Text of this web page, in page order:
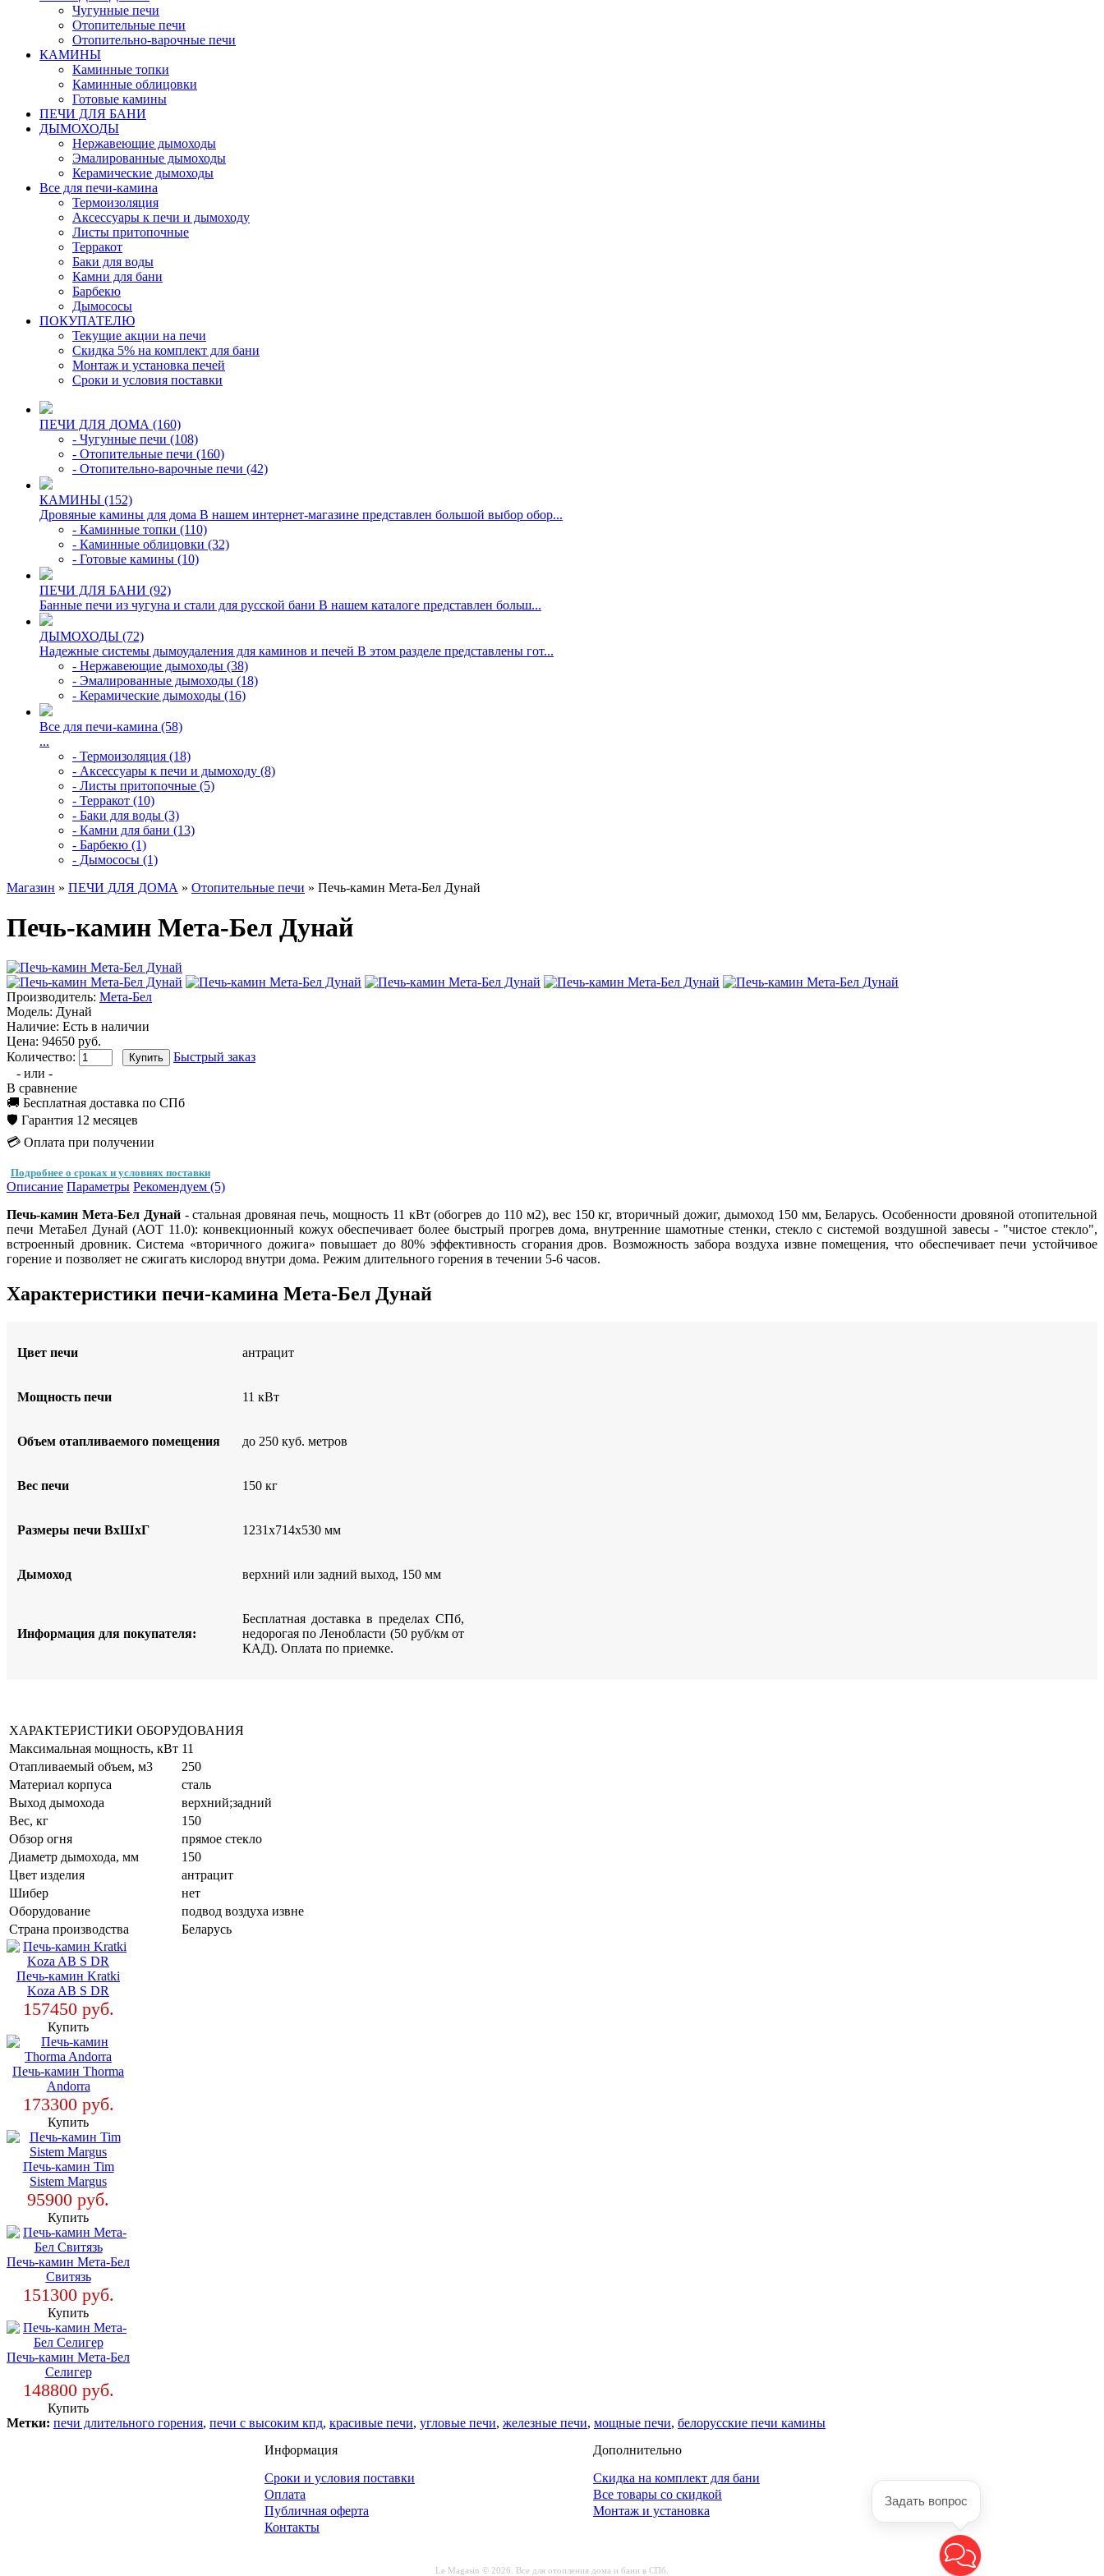
Чугунные печи
Отопительные печи
Отопительно-варочные печи
КАМИНЫ
Каминные топки
Каминные облицовки
Готовые камины
ПЕЧИ ДЛЯ БАНИ
ДЫМОХОДЫ
Нержавеющие дымоходы
Эмалированные дымоходы
Керамические дымоходы
Все для печи-камина
Термоизоляция
Аксессуары к печи и дымоходу
Листы притопочные
Терракот
Баки для воды
Камни для бани
Барбекю
Дымососы
ПОКУПАТЕЛЮ
Текущие акции на печи
Скидка 5% на комплект для бани
Монтаж и установка печей
Сроки и условия поставки
ПЕЧИ ДЛЯ ДОМА (160)
- Чугунные печи (108)
- Отопительные печи (160)
- Отопительно-варочные печи (42)
КАМИНЫ (152)
Дровяные камины для дома В нашем интернет-магазине представлен большой выбор обор...
- Каминные топки (110)
- Каминные облицовки (32)
- Готовые камины (10)
ПЕЧИ ДЛЯ БАНИ (92)
Банные печи из чугуна и стали для русской бани В нашем каталоге представлен больш...
ДЫМОХОДЫ (72)
Надежные системы дымоудаления для каминов и печей В этом разделе представлены гот...
- Нержавеющие дымоходы (38)
- Эмалированные дымоходы (18)
- Керамические дымоходы (16)
Все для печи-камина (58)
...
- Термоизоляция (18)
- Аксессуары к печи и дымоходу (8)
- Листы притопочные (5)
- Терракот (10)
- Баки для воды (3)
- Камни для бани (13)
- Барбекю (1)
- Дымососы (1)
Магазин » ПЕЧИ ДЛЯ ДОМА » Отопительные печи » Печь-камин Мета-Бел Дунай
Печь-камин Мета-Бел Дунай
Производитель: Мета-Бел
Модель: Дунай
Наличие: Есть в наличии
Цена: 94650 руб.
Количество:
Быстрый заказ
- или -
В сравнение
🚚 Бесплатная доставка по СПб
🛡️ Гарантия 12 месяцев
💳 Оплата при получении
Подробнее о сроках и условиях поставки
Описание Параметры Рекомендуем (5)
Печь-камин Мета-Бел Дунай- стальная дровяная печь, мощность 11 кВт (обогрев до 110 м2), вес 150 кг, вторичный дожиг, дымоход 150 мм, Беларусь. Особенности дровяной отопительной
печи МетаБел Дунай (АОТ 11.0): конвекционный кожух обеспечивает более быстрый прогрев дома, внутренние шамотные стенки, стекло с системой воздушной завесы - "чистое стекло",
встроенный дровник. Система «вторичного дожига» повышает до 80% эффективность сгорания дров. Возможность забора воздуха извне помещения, что обеспечивает печи устойчивое
горение и позволяет не сжигать кислород внутри дома. Режим длительного горения в течении 5-6 часов.
Характеристики печи-камина Мета-Бел Дунай
Цвет печи антрацит
Мощность печи 11 кВт
Объем отапливаемого помещения до 250 куб. метров
Вес печи 150 кг
Размеры печи ВхШхГ 1231х714х530 мм
Дымоход верхний или задний выход, 150 мм
Информация для покупателя:
Бесплатная доставка в пределах СПб,
недорогая по Ленобласти (50 руб/км от
КАД). Оплата по приемке.
ХАРАКТЕРИСТИКИ ОБОРУДОВАНИЯ
Максимальная мощность, кВт 11
Отапливаемый объем, м3
250
Материал корпуса
сталь
Выход дымохода
верхний;задний
Вес, кг
150
Обзор огня
прямое стекло
Диаметр дымохода, мм
150
Цвет изделия
антрацит
Шибер
нет
Оборудование
подвод воздуха извне
Страна производства
Беларусь
Печь-камин Kratki
Koza AB S DR
157450 руб.
Купить
Печь-камин Thorma
Andorra
173300 руб.
Купить
Печь-камин Tim
Sistem Margus
95900 руб.
Купить
Печь-камин Мета-Бел
Свитязь
151300 руб.
Купить
Печь-камин Мета-Бел
Селигер
148800 руб.
Купить
Метки: печи длительного горения, печи с высоким кпд, красивые печи, угловые печи, железные печи, мощные печи, белорусские печи камины
Информация
Сроки и условия поставки
Оплата
Публичная оферта
Контакты
Дополнительно
Скидка на комплект для бани
Все товары со скидкой
Монтаж и установка
Le Magasin © 2026. Все для отопления дома и бани в СПб.
Задать вопрос